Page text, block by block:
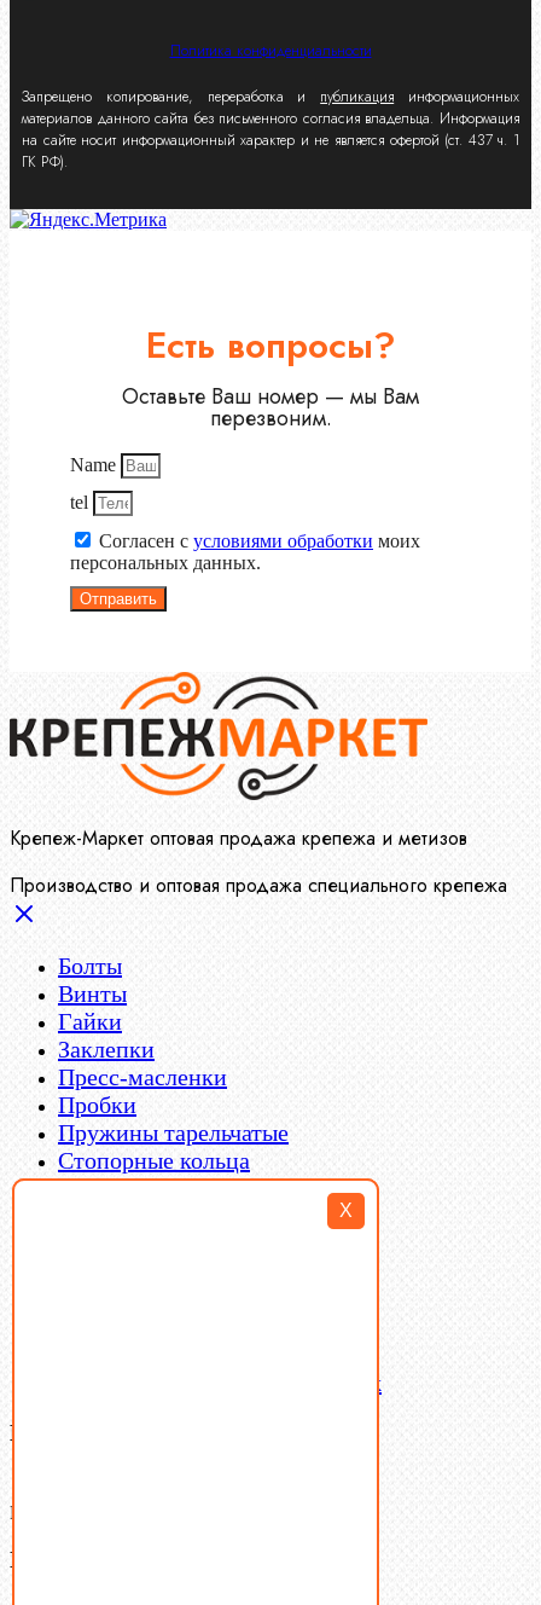
X
Политика конфиденциальности
Запрещено копирование, переработка и публикация информационных
материалов данного сайта без письменного согласия владельца. Информация
на сайте носит информационный характер и не является офертой (ст. 437 ч. 1
ГК РФ).
Есть вопросы?
Оставьте Ваш номер — мы Вам
перезвоним.
Name
tel
Согласен с условиями обработки моих
персональных данных.
Отправить
Крепеж-Маркет оптовая продажа крепежа и метизов
Производство и оптовая продажа специального крепежа
Болты
Винты
Гайки
Заклепки
Пресс-масленки
Пробки
Пружины тарельчатые
Стопорные кольца
Такелаж
Латунный и бронзовый крепеж
Ваша корзина
В корзине нет товаров.
Поиск